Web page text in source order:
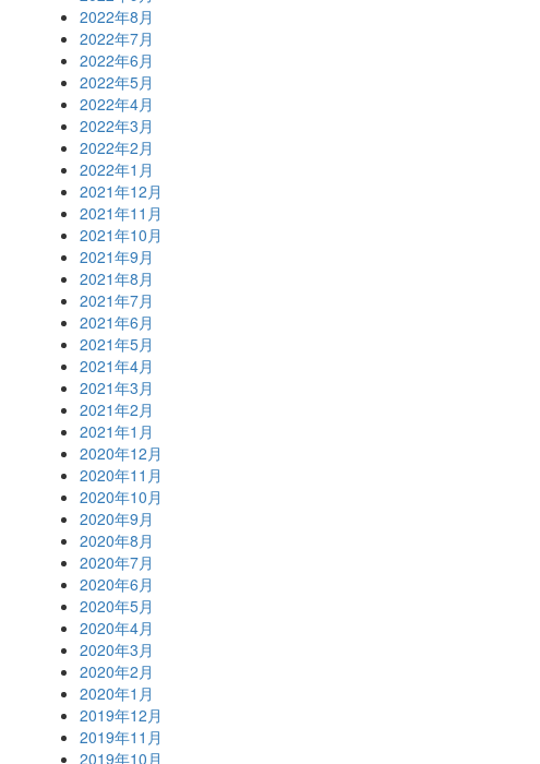
2022年8月
2022年7月
2022年6月
2022年5月
2022年4月
2022年3月
2022年2月
2022年1月
2021年12月
2021年11月
2021年10月
2021年9月
2021年8月
2021年7月
2021年6月
2021年5月
2021年4月
2021年3月
2021年2月
2021年1月
2020年12月
2020年11月
2020年10月
2020年9月
2020年8月
2020年7月
2020年6月
2020年5月
2020年4月
2020年3月
2020年2月
2020年1月
2019年12月
2019年11月
2019年10月